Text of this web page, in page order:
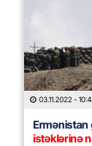
03.11.2022 -
Ermənistan
istəklərinə